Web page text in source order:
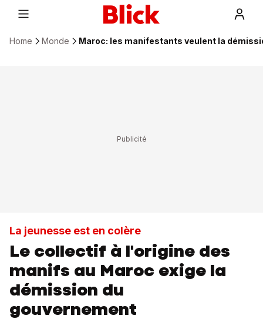
Home Monde Maroc: les manifestants veulent la
La jeunesse est en colère
Le collectif à l'origine des
manifs au Maroc exige la
démission du
gouvernement